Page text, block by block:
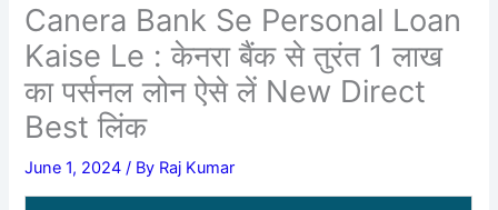
Canera Bank Se Personal Loan
Kaise Le : केनरा बैंक से तुरंत 1 लाख
का पर्सनल लोन ऐसे लें New Direct
Best लिंक
June 1, 2024/ By Raj Kumar